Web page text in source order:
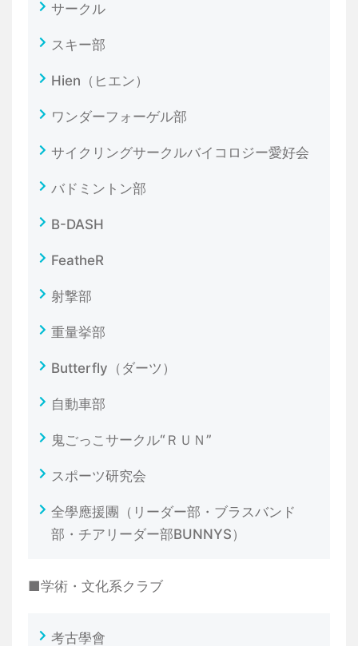
サークル
スキー部
Hien（ヒエン）
ワンダーフォーゲル部
サイクリングサークルバイコロジー愛好会
バドミントン部
B-DASH
FeatheR
射撃部
重量挙部
Butterfly（ダーツ）
自動車部
鬼ごっこサークル“ＲＵＮ”
スポーツ研究会
全學應援團（リーダー部・ブラスバンド
部・チアリーダー部BUNNYS）
■学術・文化系クラブ
考古學會